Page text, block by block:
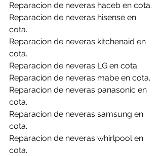
Reparacion de neveras haceb en cota.
Reparacion de neveras hisense en
cota.
Reparacion de neveras kitchenaid en
cota.
Reparacion de neveras LG en cota.
Reparacion de neveras mabe en cota.
Reparacion de neveras panasonic en
cota.
Reparacion de neveras samsung en
cota.
Reparacion de neveras whirlpool en
cota.